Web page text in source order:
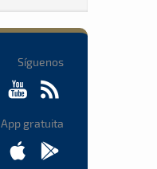
Síguenos
App gratuita